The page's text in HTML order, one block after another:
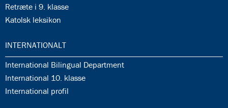
35.9:
Retræte i 9. klasse
35.10:
Katolsk leksikon
36.0:
INTERNATIONALT
36.1:
International Bilingual Department
36.2:
International 10. klasse
36.3:
International profil